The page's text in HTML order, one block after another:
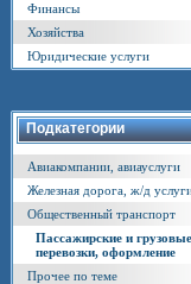
Финансы
Хозяйства
Юридические услуги
Подкатегории
Авиакомпании, авиауслуги
Железная дорога, ж/д
Общественный транспорт
Пассажирские и грузовые
перевозки, оформление
Прочее по теме